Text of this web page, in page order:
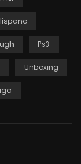
Ps3
Unboxing